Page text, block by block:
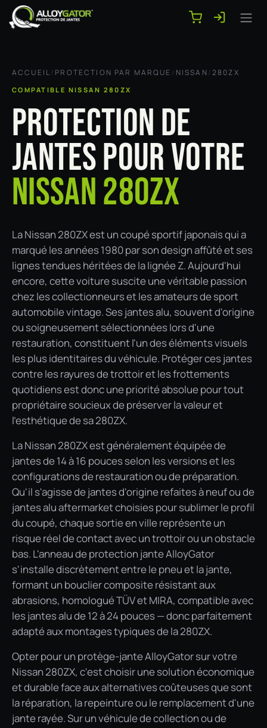
Se rendre au contenu
ACCUEIL/ PROTECTION PAR MARQUE / NISSAN/280ZX
COMPATIBLE NISSAN 280ZX
PROTECTION DE
JANTES POUR VOTRE
NISSAN 280ZX
La Nissan 280ZX est un coupé sportif japonais qui a
marqué les années 1980 par son design affûté et ses
lignes tendues héritées de la lignée Z. Aujourd'hui
encore, cette voiture suscite une véritable passion
chez les collectionneurs et les amateurs de sport
automobile vintage. Ses jantes alu, souvent d'origine
ou soigneusement sélectionnées lors d'une
restauration, constituent l'un des éléments visuels
les plus identitaires du véhicule. Protéger ces jantes
contre les rayures de trottoir et les frottements
quotidiens est donc une priorité absolue pour tout
propriétaire soucieux de préserver la valeur et
l'esthétique de sa 280ZX.
La Nissan 280ZX est généralement équipée de
jantes de 14 à 16 pouces selon les versions et les
configurations de restauration ou de préparation.
Qu'il s'agisse de jantes d'origine refaites à neuf ou de
jantes alu aftermarket choisies pour sublimer le profil
du coupé, chaque sortie en ville représente un
risque réel de contact avec un trottoir ou un obstacle
bas. L'anneau de protection jante AlloyGator
s'installe discrètement entre le pneu et la jante,
formant un bouclier composite résistant aux
abrasions, homologué TÜV et MIRA, compatible avec
les jantes alu de 12 à 24 pouces — donc parfaitement
adapté aux montages typiques de la 280ZX.
Opter pour un protège-jante AlloyGator sur votre
Nissan 280ZX, c'est choisir une solution économique
et durable face aux alternatives coûteuses que sont
la réparation, la repeinture ou le remplacement d'une
jante rayée. Sur un véhicule de collection ou de